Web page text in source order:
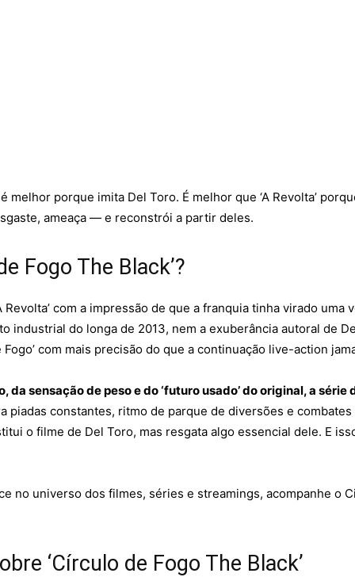
melhor porque imita Del Toro. É melhor que ‘A Revolta’
ameaça — e reconstrói a partir deles.
Fogo The Black’?
com a impressão de que a franquia tinha virado uma
industrial do longa de 2013, nem a exuberância autoral de
com mais precisão do que a continuação live-action
da sensação de peso e do ‘futuro usado’ do original, a
piadas constantes, ritmo de parque de diversões e
o filme de Del Toro, mas resgata algo essencial dele. E
no universo dos filmes, séries e streamings, acompanhe o
‘Círculo de Fogo The Black’